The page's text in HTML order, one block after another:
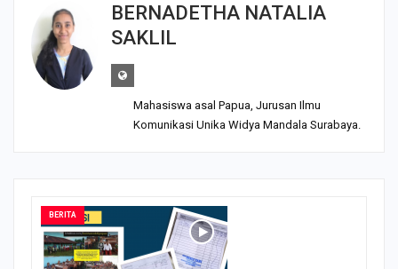
BERNADETHA NATALIA
SAKLIL
Mahasiswa asal Papua, Jurusan Ilmu
Komunikasi Unika Widya Mandala Surabaya.
BERITA